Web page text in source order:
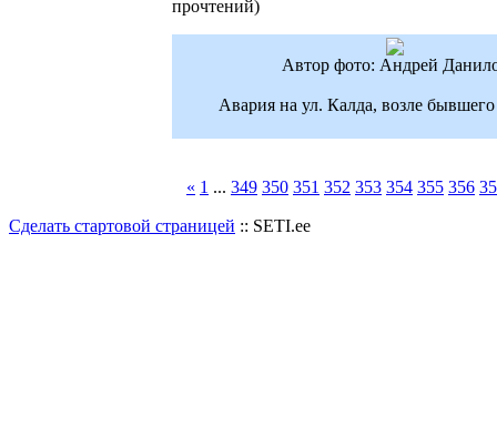
прочтений)
Автор фото: Андрей
Авария на ул. Калда, возле
« 1 ... 349 350 351 352 353 354 355 356
Сделать стартовой страницей :: SETI.ee